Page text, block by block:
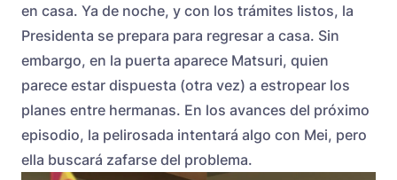
en casa. Ya de noche, y con los trámites listos, la
Presidenta se prepara para regresar a casa. Sin
embargo, en la puerta aparece Matsuri, quien
parece estar dispuesta (otra vez) a estropear los
planes entre hermanas. En los avances del próximo
episodio, la pelirosada intentará algo con Mei, pero
ella buscará zafarse del problema.